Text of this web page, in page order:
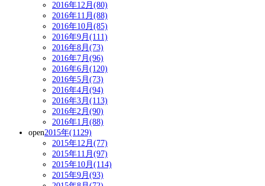
2016年12月(80)
2016年11月(88)
2016年10月(85)
2016年9月(111)
2016年8月(73)
2016年7月(96)
2016年6月(120)
2016年5月(73)
2016年4月(94)
2016年3月(113)
2016年2月(90)
2016年1月(88)
open2015年(1129)
2015年12月(77)
2015年11月(97)
2015年10月(114)
2015年9月(93)